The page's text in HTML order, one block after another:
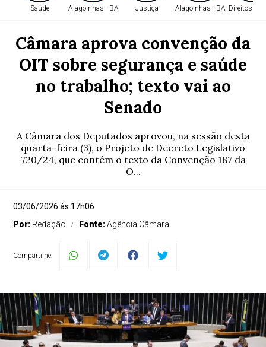
Saúde Alagoinhas - BA Justiça Alagoinhas - BA Direitos
Câmara aprova convenção da
OIT sobre segurança e saúde
no trabalho; texto vai ao
Senado
A Câmara dos Deputados aprovou, na sessão desta
quarta-feira (3), o Projeto de Decreto Legislativo
720/24, que contém o texto da Convenção 187 da
O...
03/06/2026 às 17h06
Por: Redação Fonte:Agência Câmara
Compartilhe: